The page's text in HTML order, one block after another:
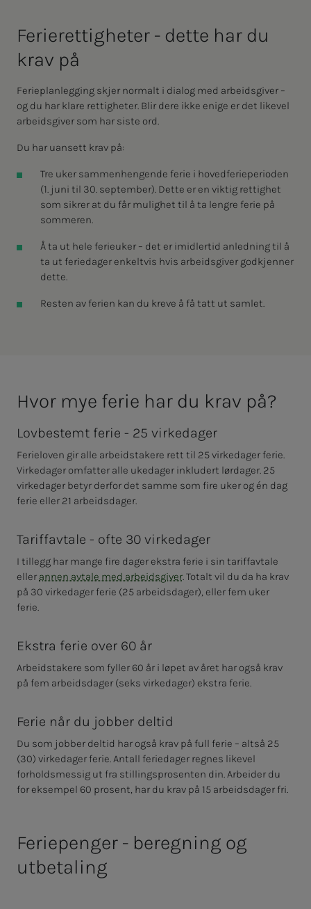
Fe­rie­ret­­­tig­he­­­ter - det­­­te har du
krav på
Ferieplanlegging skjer normalt i dialog med arbeidsgiver –
og du har klare rettigheter. Blir dere ikke enige er det likevel
arbeidsgiver som har siste ord.
Du har uansett krav på:
Tre uker sammenhengende ferie i hovedferieperioden
(1. juni til 30. september). Dette er en viktig rettighet
som sikrer at du får mulighet til å ta lengre ferie på
sommeren.
Å ta ut hele ferieuker – det er imidlertid anledning til å
ta ut feriedager enkeltvis hvis arbeidsgiver godkjenner
dette.
Resten av ferien kan du kreve å få tatt ut samlet.
Hvor mye fe­rie har du krav på?
Lovbestemt ferie - 25 virkedager
Ferieloven gir alle arbeidstakere rett til 25 virkedager ferie.
Virkedager omfatter alle ukedager inkludert lørdager. 25
virkedager betyr derfor det samme som fire uker og én dag
ferie eller 21 arbeidsdager.
Tariffavtale - ofte 30 virkedager
I tillegg har mange fire dager ekstra ferie i sin tariffavtale
eller annen avtale med arbeidsgiver. Totalt vil du da ha krav
på 30 virkedager ferie (25 arbeidsdager), eller fem uker
ferie.
Ekstra ferie over 60 år
Arbeidstakere som fyller 60 år i løpet av året har også krav
på fem arbeidsdager (seks virkedager) ekstra ferie.
Ferie når du jobber deltid
Du som jobber deltid har også krav på full ferie – altså 25
(30) virkedager ferie. Antall feriedager regnes likevel
forholdsmessig ut fra stillingsprosenten din. Arbeider du
for eksempel 60 prosent, har du krav på 15 arbeidsdager fri.
Feriepenger - beregning og
utbetaling